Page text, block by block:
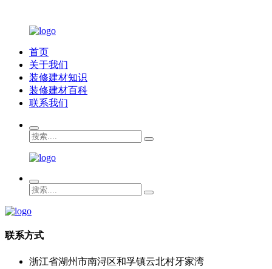
首页
关于我们
装修建材知识
装修建材百科
联系我们
联系方式
浙江省湖州市南浔区和孚镇云北村牙家湾